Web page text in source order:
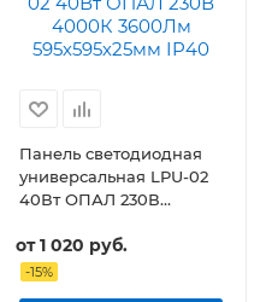
Панель светодиодная
универсальная LPU-02
40Вт ОПАЛ 230В
IP40
от1 020 руб.
-15%